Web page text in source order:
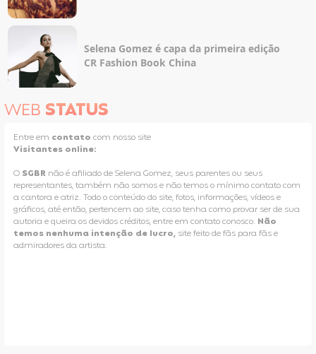
Selena Gomez é capa da primeira edição
CR Fashion Book China
WEB STATUS
Entre em contato com nosso site
Visitantes online:
O SGBR não é afiliado de Selena Gomez, seus parentes ou seus
representantes, também não somos e não temos o mínimo contato com
a cantora e atriz. Todo o conteúdo do site, fotos, informações, vídeos e
gráficos, até então, pertencem ao site, caso tenha como provar ser de sua
autoria e queira os devidos créditos, entre em contato conosco. Não
temos nenhuma intenção de lucro, site feito de fãs para fãs e
admiradores da artista.